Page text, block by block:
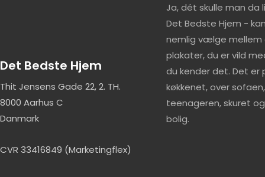
Det Bedste Hjem
Thit Jensens Gade 22, 2. TH.
8000 Aarhus C
Danmark
CVR 33416849 (Marketingflex)
Ja, dét skulle man da
Det Bedste Hjem -
nemlig vælge mellem
plakater, du er vild
du kender det. Det er
køkkenet, over
teenageren, skuret
bolig.